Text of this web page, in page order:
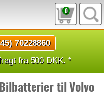
0
70228860
fra 500 DKK. *
til Volvo